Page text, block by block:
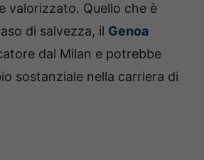
valorizzato. Quello che è
di salvezza, il Genoa
dal Milan e potrebbe
sostanziale nella carriera di